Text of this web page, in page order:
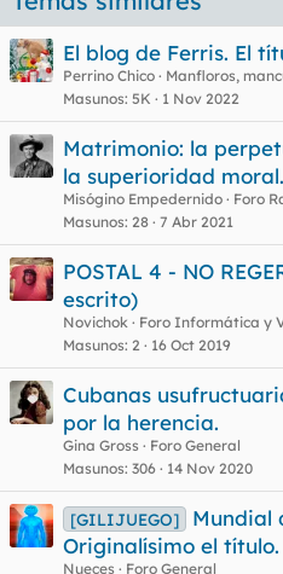
El blog de Ferris. El
Perrino Chico
Manfloros,
Masunos 5K 1 Nov 2022
Matrimonio: la
la superioridad moral.
Misógino Empedernido
Foro
Masunos 28 7 Abr 2021
POSTAL 4 - NO
escrito)
Novichok
Foro Informática y
Masunos 2 16 Oct 2019
Cubanas
por la herencia.
Gina Gross
Foro General
Masunos 306 14 Nov 2020
[GILIJUEGO]
Mundial
Originalísimo el título.
Nueces
Foro General